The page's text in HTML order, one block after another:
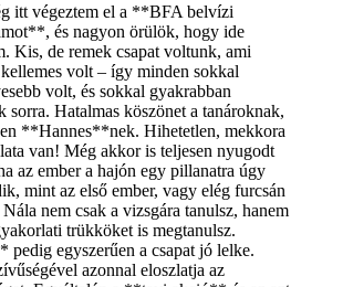
itt végeztem el a **BFA belvízi
és nagyon örülök, hogy ide
Kis, de remek csapat voltunk, ami
volt – így minden sokkal
volt, és sokkal gyakrabban
sorra. Hatalmas köszönet a tanároknak,
**Hannes**nek. Hihetetlen, mekkora
van! Még akkor is teljesen nyugodt
az ember a hajón egy pillanatra úgy
mint az első ember, vagy elég furcsán
nem csak a vizsgára tanulsz, hanem
trükköket is megtanulsz.
egyszerűen a csapat jó lelke.
azonnal eloszlatja az